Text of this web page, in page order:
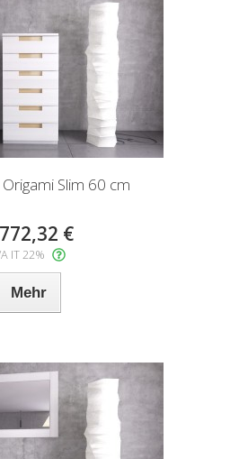
Slim 60 cm
€
IT 22%
Mehr